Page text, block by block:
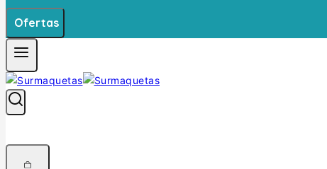
Ofertas